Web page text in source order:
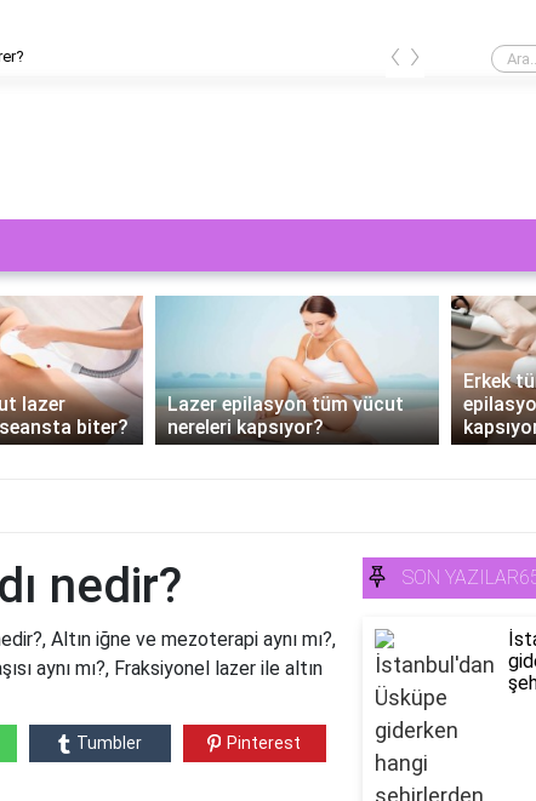
Cinsel bir
‹ ›
lazer
biter?
Lazer epilasyon tüm vücut
nereleri kapsıyor?
Erkek
nedir?
Altın iğne ve mezoterapi aynı mı?,
aynı mı?, Fraksiyonel lazer ile altın
Tumbler Pinterest
SON